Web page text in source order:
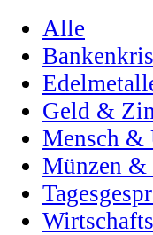
Alle
Geld &
Mensch &
Münzen &